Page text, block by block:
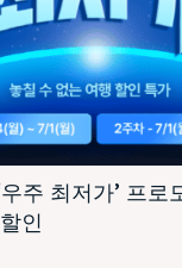
주 최저가’ 프로
인